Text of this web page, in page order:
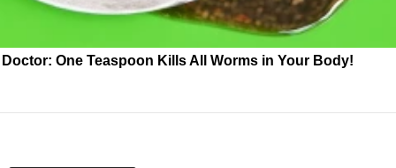
Doctor: One Teaspoon Kills All Worms in Your Body!